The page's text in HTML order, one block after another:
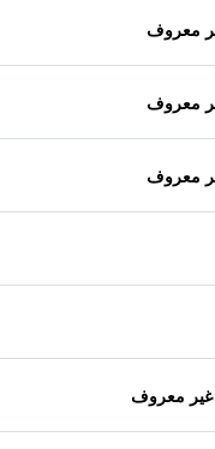
معروف
معروف
معروف